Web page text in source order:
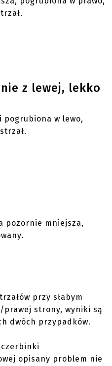
z lewej, lekko
pogrubiona w lewo,
pozornie mniejsza,
przy słabym
strony, wyniki są
dwóch przypadków.
opisany problem nie